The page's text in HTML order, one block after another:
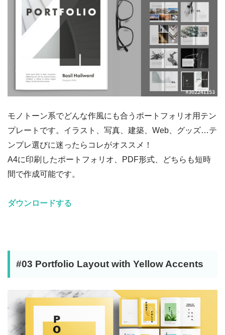
モノトーン系でどんな作風にも合うポートフォリオ用テン
プレートです。イラスト、写真、建築、Web、グッズ…テ
ンプレ選びに迷ったらコレがオススメ！
A4に印刷したポートフォリオ、PDF形式、どちらも短時
間で作成可能です。
ダウンロードする
#03 Portfolio Layout with Yellow Accents